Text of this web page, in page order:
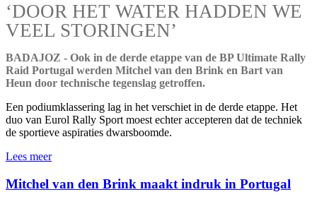
‘DOOR HET WATER HADDEN WE
VEEL STORINGEN’
BADAJOZ - Ook in de derde etappe van de BP Ultimate Rally
Raid Portugal werden Mitchel van den Brink en Bart van
Heun door technische tegenslag getroffen.
Een podiumklassering lag in het verschiet in de derde etappe. Het
duo van Eurol Rally Sport moest echter accepteren dat de techniek
de sportieve aspiraties dwarsboomde.
Lees meer
Mitchel van den Brink maakt indruk in Portugal